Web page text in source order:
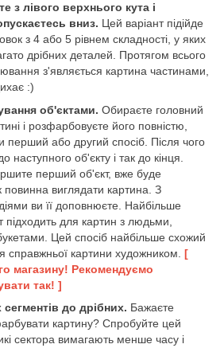
з лівого верхнього кута і
вниз. Цей варіант підійде
з 4 або 5 рівнем складності, у яких
дрібних деталей. Протягом всього
з'являється картина частинами,
:)
об'єктами. Обираєте головний
і розфарбовуєте його повністю,
перший або другий спосіб. Після чого
наступного об'єкту і так до кінця.
перший об'єкт, вже буде
повинна виглядати картина. З
ви її доповнюєте. Найбільше
підходить для картин з людьми,
Цей спосіб найбільше схожий
справжньої картини художником. [
магазину! Рекомендуємо
так! ]
до дрібних. Бажаєте
картину? Спробуйте цей
сектора вимагають менше часу і